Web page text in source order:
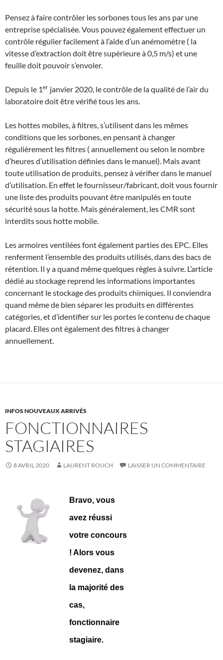
Pensez à faire contrôler les sorbones tous les ans par une
entreprise spécialisée. Vous pouvez également effectuer un
contrôle régulier facilement à l’aide d’un anémomètre ( la
vitesse d’extraction doit être supérieure à 0,5 m/s) et une
feuille doit pouvoir s’envoler.
Depuis le 1er janvier 2020, le contrôle de la qualité de l’air du
laboratoire doit être vérifié tous les ans.
Les hottes mobiles, à filtres, s’utilisent dans les mêmes
conditions que les sorbones, en pensant à changer
régulièrement les filtres ( annuellement ou selon le nombre
d’heures d’utilisation définies dans le manuel). Mais avant
toute utilisation de produits, pensez à vérifier dans le manuel
d’utilisation. En effet le fournisseur/fabricant, doit vous fournir
une liste des produits pouvant être manipulés en toute
sécurité sous la hotte. Mais généralement, les CMR sont
interdits sous hotte mobile.
Les armoires ventilées font également parties des EPC. Elles
renferment l’ensemble des produits utilisés, dans des bacs de
rétention. Il y a quand même quelques règles à suivre. L’article
dédié au stockage reprend les informations importantes
concernant le stockage des produits chimiques. Il conviendra
quand même de bien séparer les produits en différentes
catégories, et d’identifier sur les portes le contenu de chaque
placard. Elles ont également des filtres à changer
annuellement.
INFOS NOUVEAUX ARRIVÉS
FONCTIONNAIRES
STAGIAIRES
8 AVRIL 2020 LAURENT ROUCH LAISSER UN COMMENTAIRE
Bravo, vous
avez réussi
votre concours
! Alors vous
devenez, dans
la majorité des
cas,
fonctionnaire
stagiaire.